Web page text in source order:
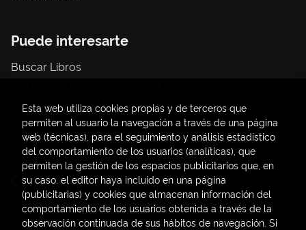
Puede interesarte
Buscar Libros
Papelería / material oficina
Consumo Sostenible
Contacto
C/ Amadeo de Saboya, 4
(+34) 963828968
Esta web utiliza cookies propias y de terceros que
permiten al usuario la navegación a través de una página
web (técnicas), para el seguimiento y análisis estadístico
del comportamiento de los usuarios (analíticas), que
permiten la gestión de los espacios publicitarios que, en
su caso, el editor haya incluido en una página
(publicitarias) y cookies que almacenan información del
comportamiento de los usuarios obtenida a través de la
observación continuada de sus hábitos de navegación. Si